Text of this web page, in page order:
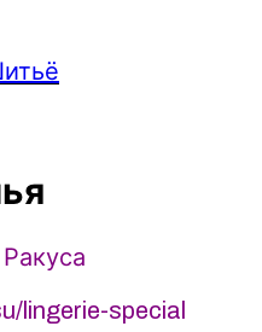
lingerie-special